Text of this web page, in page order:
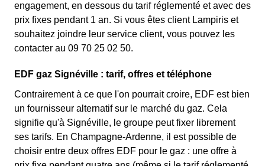
engagement, en dessous du tarif réglementé et avec des
prix fixes pendant 1 an. Si vous êtes client Lampiris et
souhaitez joindre leur service client, vous pouvez les
contacter au 09 70 25 02 50.
EDF gaz Signéville : tarif, offres et téléphone
Contrairement à ce que l'on pourrait croire, EDF est bien
un fournisseur alternatif sur le marché du gaz. Cela
signifie qu'à Signéville, le groupe peut fixer librement
ses tarifs. En Champagne-Ardenne, il est possible de
choisir entre deux offres EDF pour le gaz : une offre à